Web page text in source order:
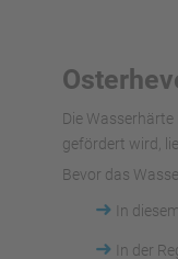
Die
gefördert wird,
Bevor das
➜ In
➜ In der